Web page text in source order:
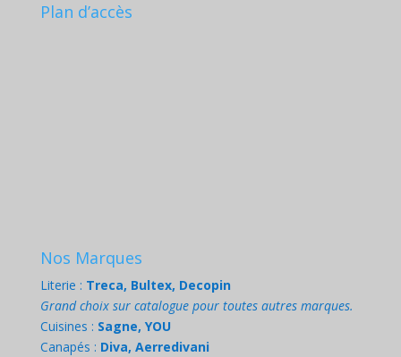
Plan d’accès
Nos Marques
Literie : Treca, Bultex, Decopin
Grand choix sur catalogue pour toutes autres marques.
Cuisines : Sagne, YOU
Canapés : Diva, Aerredivani